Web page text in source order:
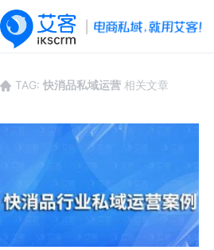
TAG: 快消品私域运营 相关文章